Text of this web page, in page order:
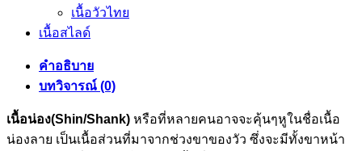
เนื้อวัวไทย
เนื้อสไลด์
คำอธิบาย
บทวิจารณ์ (0)
เนื้อน่อง(Shin/Shank) หรือที่หลายคนอาจจะคุ้นๆหูในชื่อเนื้อ
น่องลาย เป็นเนื้อส่วนที่มาจากช่วงขาของวัว ซึ่งจะมีทั้งขาหน้า